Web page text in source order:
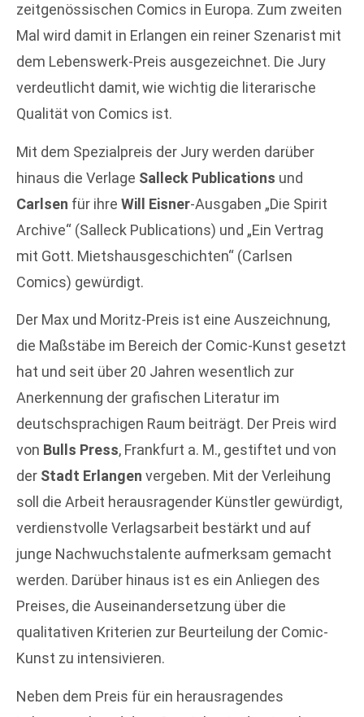
zeitgenössischen Comics in Europa. Zum zweiten
Mal wird damit in Erlangen ein reiner Szenarist mit
dem Lebenswerk-Preis ausgezeichnet. Die Jury
verdeutlicht damit, wie wichtig die literarische
Qualität von Comics ist.
Mit dem Spezialpreis der Jury werden darüber
hinaus die Verlage Salleck Publications und
Carlsen für ihre Will Eisner-Ausgaben „Die Spirit
Archive“ (Salleck Publications) und „Ein Vertrag
mit Gott. Mietshausgeschichten“ (Carlsen
Comics) gewürdigt.
Der Max und Moritz-Preis ist eine Auszeichnung,
die Maßstäbe im Bereich der Comic-Kunst gesetzt
hat und seit über 20 Jahren wesentlich zur
Anerkennung der grafischen Literatur im
deutschsprachigen Raum beiträgt. Der Preis wird
von Bulls Press, Frankfurt a. M., gestiftet und von
der Stadt Erlangen vergeben. Mit der Verleihung
soll die Arbeit herausragender Künstler gewürdigt,
verdienstvolle Verlagsarbeit bestärkt und auf
junge Nachwuchstalente aufmerksam gemacht
werden. Darüber hinaus ist es ein Anliegen des
Preises, die Auseinandersetzung über die
qualitativen Kriterien zur Beurteilung der Comic-
Kunst zu intensivieren.
Neben dem Preis für ein herausragendes